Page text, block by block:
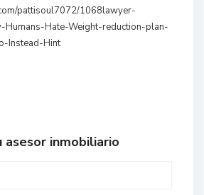
pattisoul7072/1068lawyer-
Humans-Hate-Weight-reduction-plan-
Instead-Hint
asesor inmobiliario